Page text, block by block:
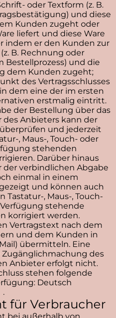
oder Textform (z. B.
und diese
Kunden zugeht oder
liefert und diese Ware
indem er den Kunden zur
B. Rechnung oder
Bestellprozess) und die
dem Kunden zugeht;
des Vertragsschlusses
dem eine der im ersten
erstmalig eintritt.
der Bestellung über das
Anbieters kann der
und jederzeit
, Maus-, Touch- oder
stehenden
Darüber hinaus
der verbindlichen Abgabe
einmal in einem
und können auch
, Maus-, Touch-
stehende
korrigiert werden.
Vertragstext nach dem
und dem Kunden in
übermitteln. Eine
des
Anbieter erfolgt nicht.
stehen folgende
Deutsch
.
für Verbraucher